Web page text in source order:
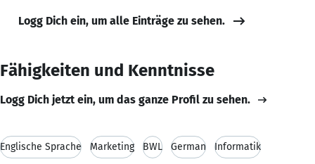
Logg Dich ein, um alle Einträge zu sehen.
Fähigkeiten und Kenntnisse
Logg Dich jetzt ein, um das ganze Profil zu sehen.
Englische Sprache Marketing BWL German Informatik